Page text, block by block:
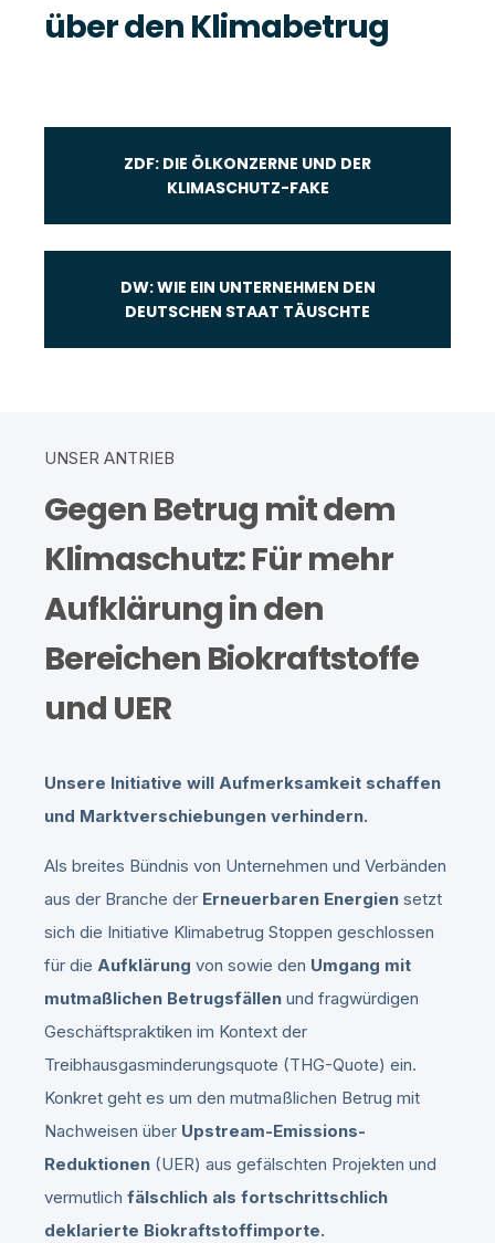
über den Klimabetrug
ZDF: DIE ÖLKONZERNE UND DER
KLIMASCHUTZ-FAKE
DW: WIE EIN UNTERNEHMEN DEN
DEUTSCHEN STAAT TÄUSCHTE
UNSER ANTRIEB
Gegen Betrug mit dem
Klimaschutz: Für mehr
Aufklärung in den
Bereichen Biokraftstoffe
und UER
Unsere Initiative will Aufmerksamkeit schaffen
und Marktverschiebungen verhindern.
Als breites Bündnis von Unternehmen und Verbänden
aus der Branche der Erneuerbaren Energien setzt
sich die Initiative Klimabetrug Stoppen geschlossen
für die Aufklärung von sowie den Umgang mit
mutmaßlichen Betrugsfällen und fragwürdigen
Geschäftspraktiken im Kontext der
Treibhausgasminderungsquote (THG-Quote) ein.
Konkret geht es um den mutmaßlichen Betrug mit
Nachweisen über Upstream-Emissions-
Reduktionen (UER) aus gefälschten Projekten und
vermutlich fälschlich als fortschrittschlich
deklarierte Biokraftstoffimporte.